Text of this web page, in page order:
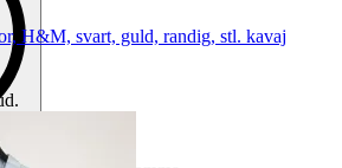
H&M, svart, guld, randig, stl. kavaj
.